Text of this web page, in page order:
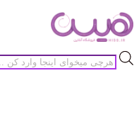
جستجوی
محصولات